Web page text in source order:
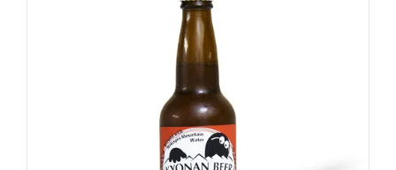
お買い物カゴに追加